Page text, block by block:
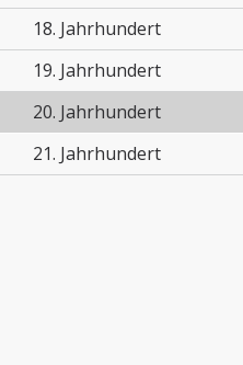
18. Jahrhundert
19. Jahrhundert
20. Jahrhundert
21. Jahrhundert